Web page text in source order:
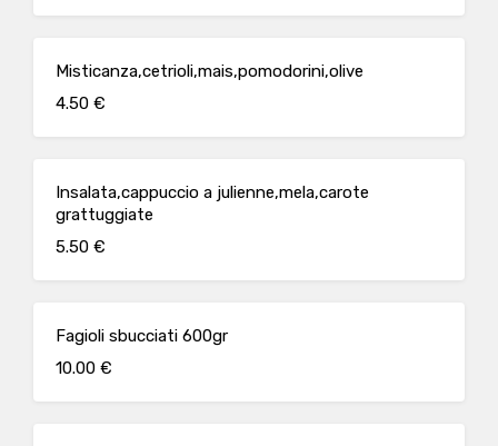
Misticanza,cetrioli,mais,pomodorini,olive
4.50 €
Insalata,cappuccio a julienne,mela,carote
grattuggiate
5.50 €
Fagioli sbucciati 600gr
10.00 €